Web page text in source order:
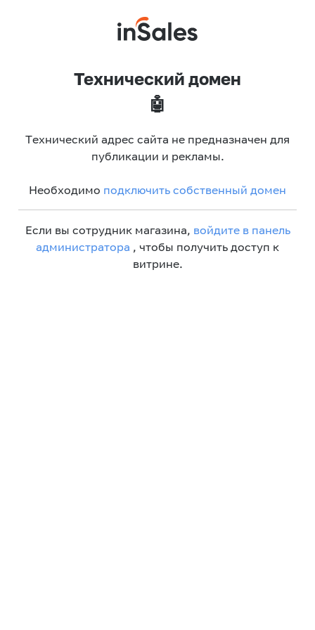
Технический домен
🤖
Технический адрес сайта не предназначен для
публикации и рекламы.
Необходимо подключить собственный домен
Если вы сотрудник магазина, войдите в панель
администратора , чтобы получить доступ к
витрине.